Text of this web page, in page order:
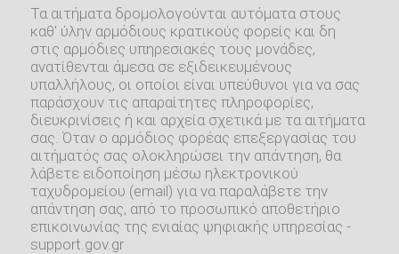
Τα αιτήματα δρομολογούνται αυτόματα στους
καθ' ύλην αρμόδιους κρατικούς φορείς και δη
στις αρμόδιες υπηρεσιακές τους μονάδες,
ανατίθενται άμεσα σε εξιδεικευμένους
υπαλλήλους, οι οποίοι είναι υπεύθυνοι για να σας
παράσχουν τις απαραίτητες πληροφορίες,
διευκρινίσεις ή και αρχεία σχετικά με τα αιτήματα
σας. Όταν ο αρμόδιος φορέας επεξεργασίας του
αιτήματός σας ολοκληρώσει την απάντηση, θα
λάβετε ειδοποίηση μέσω ηλεκτρονικού
ταχυδρομείου (email) για να παραλάβετε την
απάντηση σας, από το προσωπικό αποθετήριο
επικοινωνίας της ενιαίας ψηφιακής υπηρεσίας -
support.gov.gr